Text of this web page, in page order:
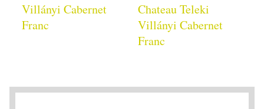
Villányi Cabernet
Franc
Chateau Teleki
Villányi Cabernet
Franc